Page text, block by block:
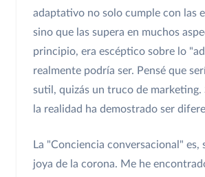
adaptativo no solo cumple con las
sino que las supera en muchos
principio, era escéptico sobre lo
realmente podría ser. Pensé que
sutil, quizás un truco de marketing.
la realidad ha demostrado ser
La "Conciencia conversacional" es,
joya de la corona. Me he